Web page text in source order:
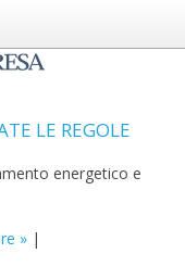
LE REGOLE
energetico e
|